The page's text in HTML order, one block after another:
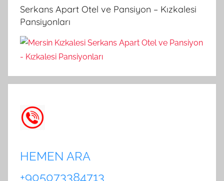
a
:
a
Serkans Apart Otel ve Pansiyon – Kızkalesi
Pansiyonları
HEMEN ARA
+905073384713